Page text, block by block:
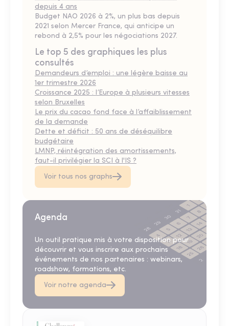
depuis 4 ans
Budget NAO 2026 à 2%, un plus bas depuis
2021 selon Mercer France, qui anticipe un
rebond à 2,5% pour les négociations 2027.
Le top 5 des graphiques les plus
consultés
Demandeurs d’emploi : une légère baisse au
1er trimestre 2026
Croissance 2025 : l’Europe à plusieurs vitesses
selon Bruxelles
Le prix du cacao fond face à l’affaiblissement
de la demande
Dette et déficit : 50 ans de déséquilibre
budgétaire
LMNP, réintégration des amortissements,
faut-il privilégier la SCI à l'IS ?
Voir tous nos graphs
Agenda
Un outil pratique mis à votre disposition pour
découvrir et vous inscrire aux prochains
événements de nos partenaires : webinars,
roadshow, formations, etc.
Voir notre agenda